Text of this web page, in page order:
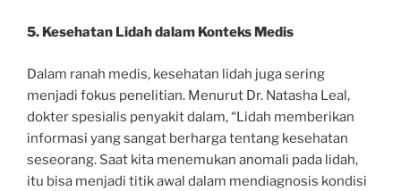
5. Kesehatan Lidah dalam Konteks Medis
Dalam ranah medis, kesehatan lidah juga sering
menjadi fokus penelitian. Menurut Dr. Natasha Leal,
dokter spesialis penyakit dalam, “Lidah memberikan
informasi yang sangat berharga tentang kesehatan
seseorang. Saat kita menemukan anomali pada lidah,
itu bisa menjadi titik awal dalam mendiagnosis kondisi